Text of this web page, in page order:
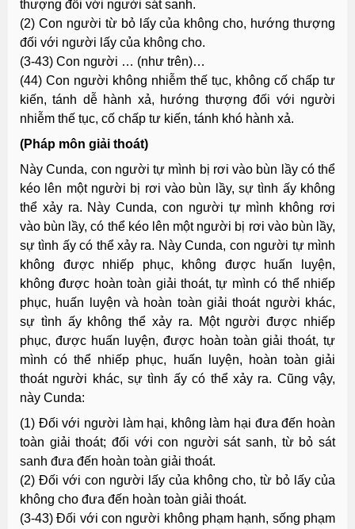
thượng đối với người sát sanh.
(2) Con người từ bỏ lấy của không cho, hướng thượng
đối với người lấy của không cho.
(3-43) Con người … (như trên)…
(44) Con người không nhiễm thế tục, không cố chấp tư
kiến, tánh dễ hành xả, hướng thượng đối với người
nhiễm thế tục, cố chấp tư kiến, tánh khó hành xả.
(Pháp môn giải thoát)
Này Cunda, con người tự mình bị rơi vào bùn lầy có thể
kéo lên một người bị rơi vào bùn lầy, sự tình ấy không
thể xảy ra. Này Cunda, con người tự mình không rơi
vào bùn lầy, có thể kéo lên một người bị rơi vào bùn lầy,
sự tình ấy có thể xảy ra. Này Cunda, con người tự mình
không được nhiếp phục, không được huấn luyện,
không được hoàn toàn giải thoát, tự mình có thể nhiếp
phục, huấn luyện và hoàn toàn giải thoát người khác,
sự tình ấy không thể xảy ra. Một người được nhiếp
phục, được huấn luyện, được hoàn toàn giải thoát, tự
mình có thể nhiếp phục, huấn luyện, hoàn toàn giải
thoát người khác, sự tình ấy có thể xảy ra. Cũng vậy,
này Cunda:
(1) Ðối với người làm hại, không làm hại đưa đến hoàn
toàn giải thoát; đối với con người sát sanh, từ bỏ sát
sanh đưa đến hoàn toàn giải thoát.
(2) Ðối với con người lấy của không cho, từ bỏ lấy của
không cho đưa đến hoàn toàn giải thoát.
(3-43) Ðối với con người không phạm hạnh, sống phạm